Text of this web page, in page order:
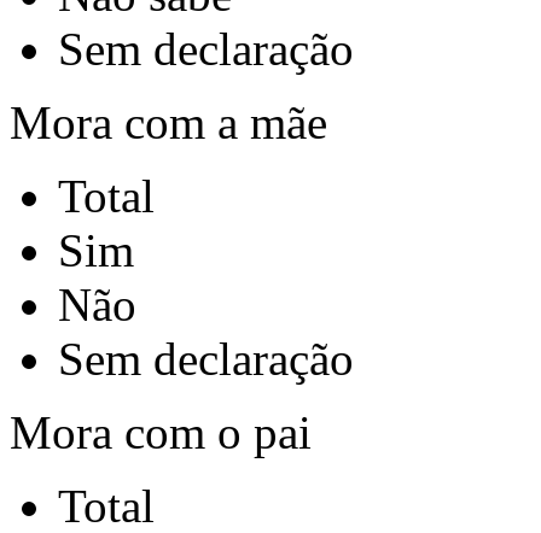
Sem declaração
Mora com a mãe
Total
Sim
Não
Sem declaração
Mora com o pai
Total